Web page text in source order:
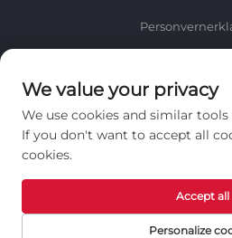
Registrer deg for å motta vårt
Send inn
We value your privacy
We use cookies and similar
If you don't want to accept all
cookies.
Personalize
Accept all